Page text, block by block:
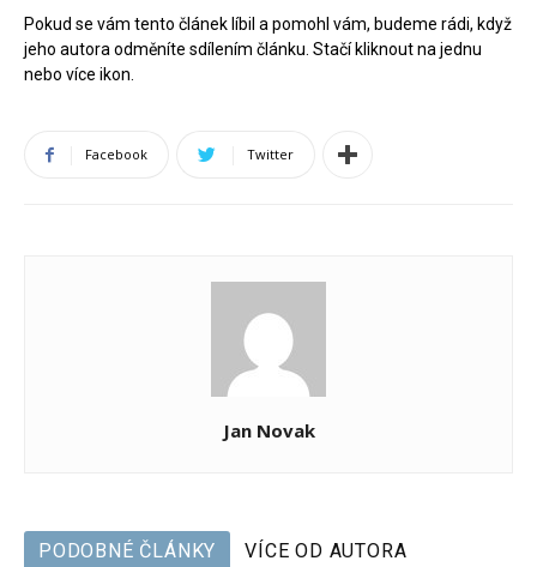
Pokud se vám tento článek líbil a pomohl vám, budeme rádi, když
jeho autora odměníte sdílením článku. Stačí kliknout na jednu
nebo více ikon.
Facebook Twitter
Jan Novak
PODOBNÉ ČLÁNKY VÍCE OD AUTORA